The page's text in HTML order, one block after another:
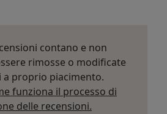
contano e non
rimosse o modificate
proprio piacimento.
funziona il processo di
delle recensioni.